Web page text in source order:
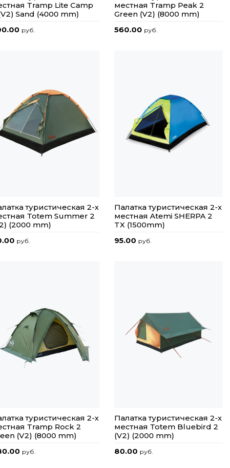
Tramp Lite Camp
Sand (4000 mm)
руб.
местная Tramp Peak 2
Green (V2) (8000 mm)
560.00 руб.
туристическая 2-х
Totem Summer 2
(2000 mm)
руб.
Палатка туристическая 2-х
местная Atemi SHERPA 2
TX (1500mm)
95.00 руб.
туристическая 2-х
Tramp Rock 2
(V2) (8000 mm)
руб.
Палатка туристическая 2-х
местная Totem Bluebird 2
(V2) (2000 mm)
80.00 руб.